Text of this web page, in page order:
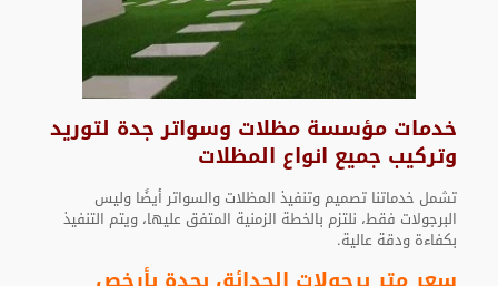
خدمات مؤسسة مظلات وسواتر جدة لتوريد
وتركيب جميع انواع المظلات
تشمل خدماتنا تصميم وتنفيذ المظلات والسواتر أيضًا وليس
البرجولات فقط، نلتزم بالخطة الزمنية المتفق عليها، ويتم التنفيذ
بكفاءة ودقة عالية.